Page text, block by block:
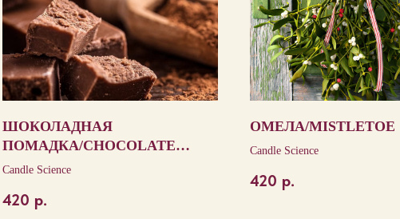
ШОКОЛАДНАЯ
ПОМАДКА/CHOCOLATE
FUDGE
Candle Science
420 р.
ОМЕЛА/MISTLETOE
Candle Science
420 р.